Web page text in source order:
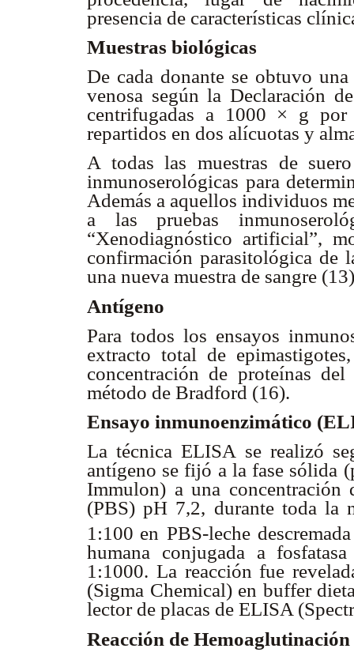
presencia de características
Muestras biológicas
De cada donante se obtuvo
venosa según la Declaración
centrifugadas a 1000 × g
repartidos en dos alícuotas y
A todas las muestras de
inmunoserológicas para
Además a aquellos individuos
a las pruebas
“Xenodiagnóstico artificial”,
confirmación parasitológica de
una nueva muestra de sangre
Antígeno
Para todos los ensayos
extracto total de
concentración de proteínas
método de Bradford (16).
Ensayo inmunoenzimático
La técnica ELISA se realizó
antígeno se fijó a la fase sólida
Immulon) a una
(PBS) pH 7,2, durante toda la
1:100 en PBS-leche
humana conjugada a
1:1000. La reacción fue
(Sigma Chemical) en buffer
lector de placas de ELISA
Reacción de